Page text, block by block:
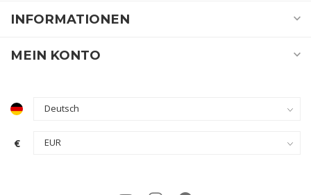
INFORMATIONEN
MEIN KONTO
€